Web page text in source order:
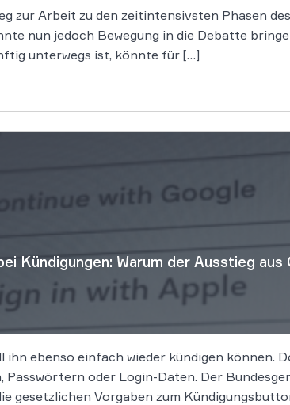
zur Arbeit zu den zeitintensivsten Phasen
nun jedoch Bewegung in die Debatte
unterwegs ist, könnte für […]
Kündigungen: Warum der Ausstieg
ebenso einfach wieder kündigen können.
Passwörtern oder Login-Daten. Der
gesetzlichen Vorgaben zum